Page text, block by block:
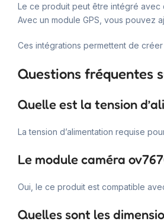
Le ce produit peut être intégré avec
Avec un module GPS, vous pouvez
Ces intégrations permettent de
Questions fréquentes
Quelle est la tension
La tension d’alimentation requise
Le module caméra
Oui, le ce produit est compatible
Quelles sont les